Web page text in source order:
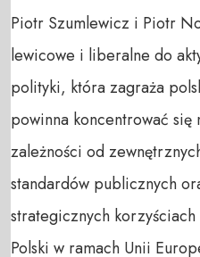
Piotr Szumlewicz i Piotr
lewicowe i liberalne do
polityki, która zagraża
powinna koncentrować się
zależności od
standardów publicznych
strategicznych
Polski w ramach Unii